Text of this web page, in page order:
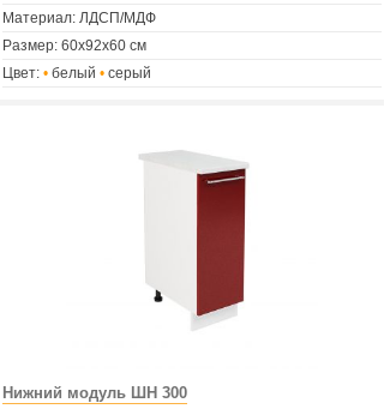
Материал: ЛДСП/МДФ
Размер: 60х92х60 см
Цвет: • белый • серый
Нижний модуль ШН 300